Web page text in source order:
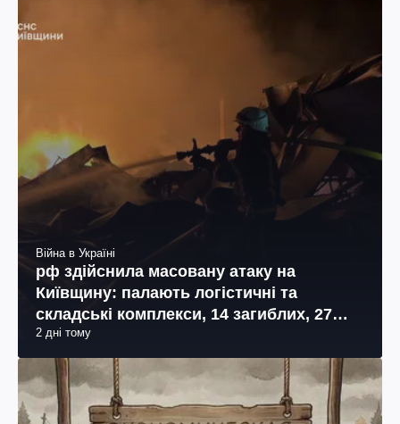
рф здійснила масовану атаку на
Київщину: палають логістичні та
складські комплекси, 14 загиблих, 27
поранених (фото, відео)
2 дні тому